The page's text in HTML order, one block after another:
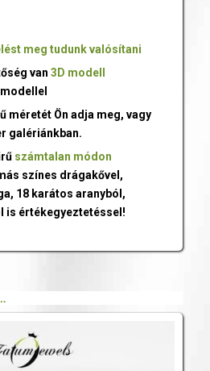
meg tudunk valósítani
van 3D modell
méretét Ön adja meg, vagy
galériánkban.
számtalan módon
színes drágakővel,
18 karátos aranyból,
is értékegyeztetéssel!